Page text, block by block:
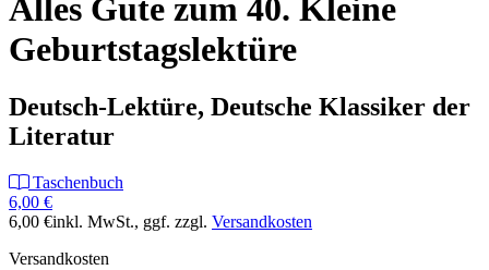
Alles Gute zum 40. Kleine
Geburtstagslektüre
Deutsch-Lektüre, Deutsche Klassiker der
Literatur
Taschenbuch
6,00 €
6,00 €inkl. MwSt., ggf. zzgl. Versandkosten
Versandkosten